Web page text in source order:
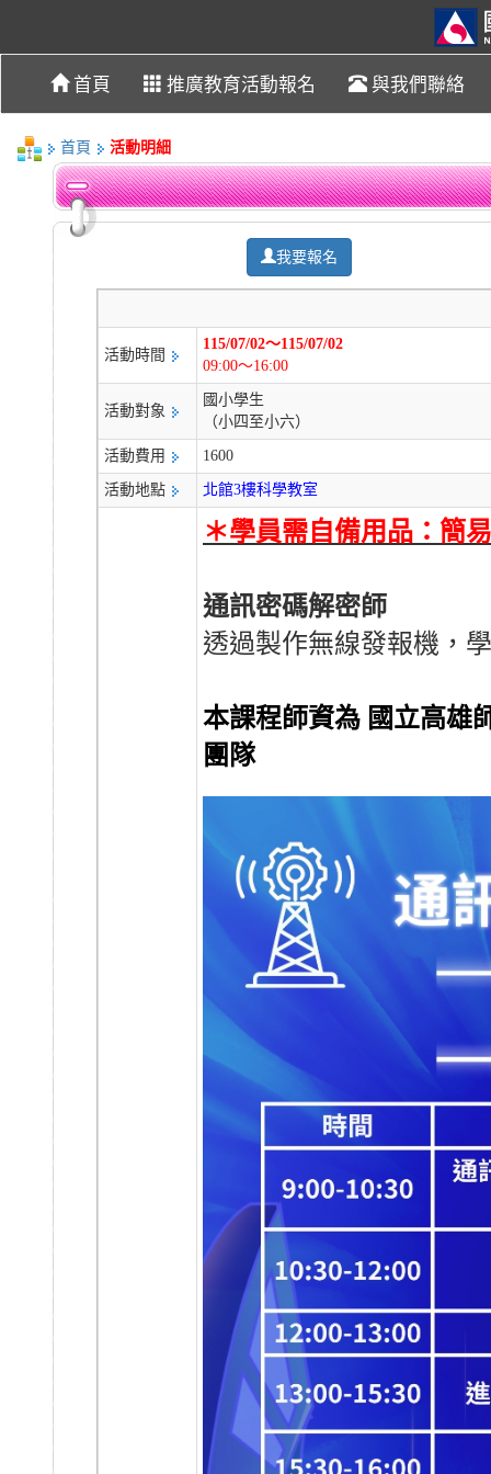
首頁 推廣教育活動報名 與我們聯絡
首頁 活動明細
我要報名
活動時間
115/07/02～115/07/02
09:00～16:00
活動對象
國小學生
（小四至小六）
活動費用 1600
活動地點 北館3樓科學教室
＊學員需⾃備⽤品：簡
通訊密碼解密師
透過製作無線發報機，
本課程師資為 國立高雄
團隊